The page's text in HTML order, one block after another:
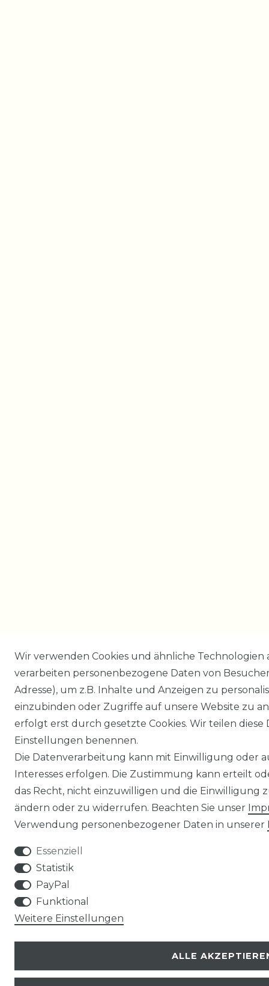
Wir verwenden Cookies und ähnliche
verarbeiten personenbezogene Daten von
Adresse), um z.B. Inhalte und Anzeigen zu
einzubinden oder Zugriffe auf unsere Website zu
erfolgt erst durch gesetzte Cookies. Wir teilen
Einstellungen benennen.
Die Datenverarbeitung kann mit Einwilligung oder
Interesses erfolgen. Die Zustimmung kann erteilt
das Recht, nicht einzuwilligen und die Einwilligung
ändern oder zu widerrufen. Beachten Sie unser
Verwendung personenbezogener Daten in unserer
Essenziell
Statistik
PayPal
Funktional
Weitere Einstellungen
ALLE